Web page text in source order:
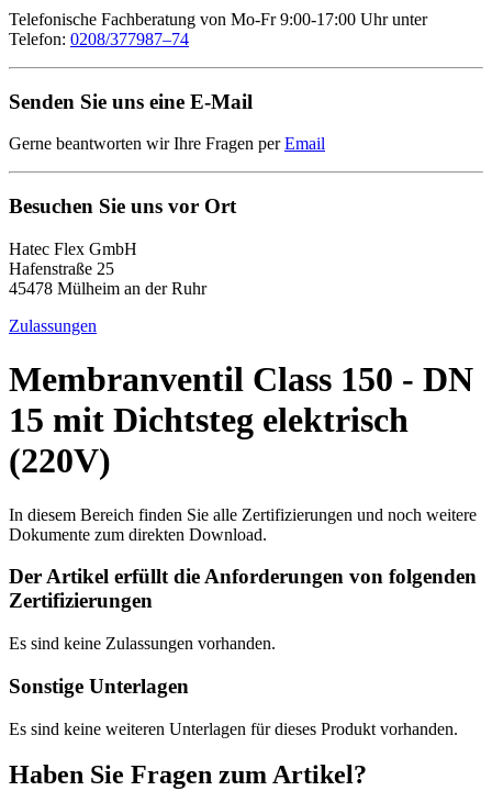
Telefonische Fachberatung von Mo-Fr 9:00-17:00 Uhr unter
Telefon: 0208/377987–74
Senden Sie uns eine E-Mail
Gerne beantworten wir Ihre Fragen perEmail
Besuchen Sie uns vor Ort
Hatec Flex GmbH
Hafenstraße 25
45478 Mülheim an der Ruhr
Zulassungen
Membranventil Class 150 - DN
15 mit Dichtsteg elektrisch
(220V)
In diesem Bereich finden Sie alle Zertifizierungen und noch weitere
Dokumente zum direkten Download.
Der Artikel erfüllt die Anforderungen von folgenden
Zertifizierungen
Es sind keine Zulassungen vorhanden.
Sonstige Unterlagen
Es sind keine weiteren Unterlagen für dieses Produkt vorhanden.
Haben Sie Fragen zum Artikel?